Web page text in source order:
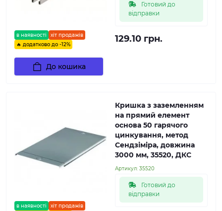
в наявності
хіт продажів
🔥 додатково до -12%
Готовий до
відправки
129.10 грн.
До кошика
в наявності хіт продажів
Кришка з заземленням
на прямий елемент
основа 50 гарячого
цинкування, метод
Сендзіміра, довжина
3000 мм, 35520, ДКС
Артикул: 35520
Готовий до
відправки